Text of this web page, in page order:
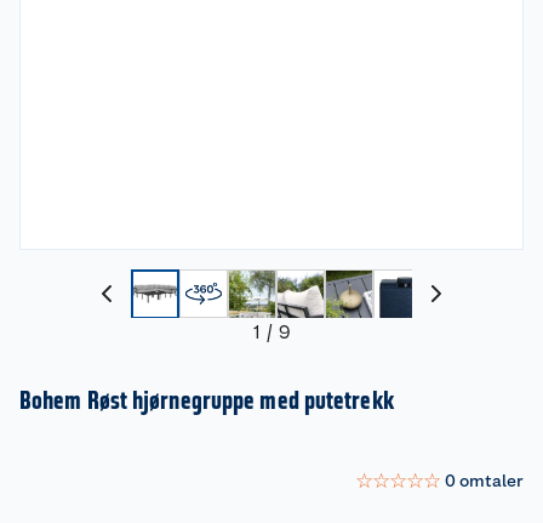
1 / 9
Bohem Røst hjørnegruppe med putetrekk
☆☆☆☆☆ 0omtaler